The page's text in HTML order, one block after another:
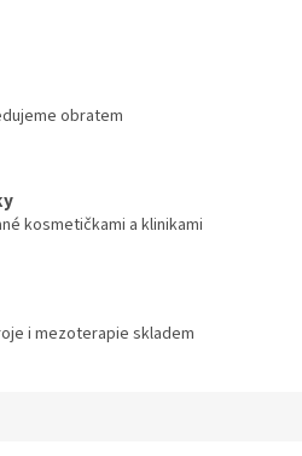
obratem
kosmetičkami a klinikami
i mezoterapie skladem